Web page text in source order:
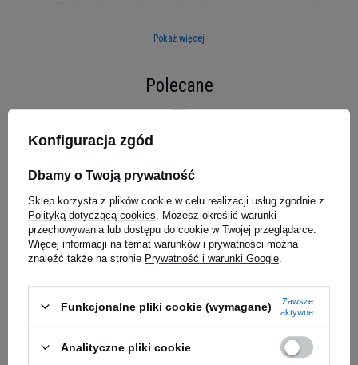
1,2g glutaminy + kompleks BCAA
3 formy białka serwatkowego
wielofazowe uwalnianie dla optymalnych
Zaawansowany kompleks węglowodanów
ziemniaki
Pokaż więcej
Polecane
Poprzedni z tej kategorii
- 6800g
MEX NUTRITION - Train Hard
MUTANT
Konfiguracja zgód
Dbamy o Twoją prywatność
Sklep korzysta z plików cookie w celu realizacji usług zgodnie z
Polityką dotyczącą cookies . Możesz określić warunki
przechowywania lub dostępu do cookie w Twojej przeglądarce.
Więcej informacji na temat warunków i prywatności można
znaleźć także na stronie Prywatność i warunki Google
Funkcjonalne pliki cookie (wymagane)
Zawsze
aktywne
Analityczne pliki cookie